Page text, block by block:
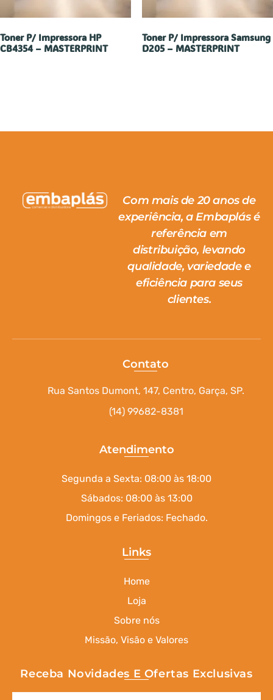
Toner P/ Impressora HP
CB4354 – MASTERPRINT
Toner P/ Impressora Samsung
D205 – MASTERPRINT
Com mais de 20 anos de
experiência, a Embaplás é
referência em
distribuição, levando
qualidade, variedade e
eficiência para seus
clientes.
Contato
Rua Santos Dumont, 147, Centro, Garça, SP.
(14) 99682-8381
Atendimento
Segunda a Sexta: 08:00 às 18:00
Sábados: 08:00 às 13:00
Domingos e Feriados: Fechado.
Links
Home
Loja
Sobre nós
Missão, Visão e Valores
Receba Novidades E Ofertas Exclusivas